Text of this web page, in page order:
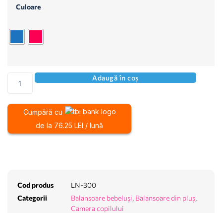
Culoare
Adaugă în coș
Cumpără cu
de la 76.25 LEI / lună
Cod produs
LN-300
Categorii
Balansoare bebeluși, Balansoare din pluș,
Camera copilului